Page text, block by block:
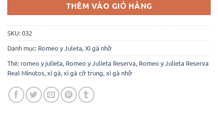
THÊM VÀO GIỎ HÀNG
SKU:032
Danh mục: Romeo y Juleta,Xì gà nhỡ
Thẻ: romeo y julieta, Romeo y Julieta Reserva, Romeo y Julieta Reserva
Real Minutos,xì gà,xì gà cỡ trung,xì gà nhỡ